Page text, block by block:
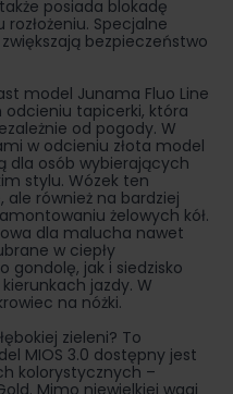
posiada blokadę
Specjalne
bezpieczeństwo
model Junama Fluo Line
tapicerki, która
od pogody. W
w odcieniu złota model
dla osób wybierających
stylu. Wózek ten
ale również na bardziej
żelowych kół.
dla malucha nawet
w ciepły
gondolę, jak i siedzisko
jazdy. W
na nóżki.
zieleni? To
MIOS 3.0 dostępny jest
kolorystycznych –
Mimo niewielkiej wagi